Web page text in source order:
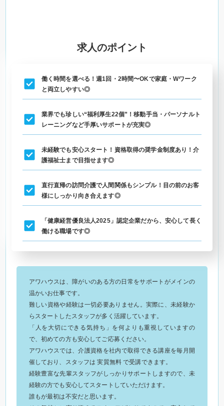
求人のポイント
働く時間を選べる！週1回・2時間〜OKで家庭・Wワーク
と両立しやすい◎
業界でも珍しい“福利厚生22個”！移動手当・パーソナルト
レーニングなど手厚いサポートが充実◎
未経験でも安心スタート！資格取得の奨学金制度あり！介
護福祉士まで目指せます◎
直行直帰の訪問介護で人間関係もシンプル！目の前のお客
様にしっかり向き合えます◎
「健康経営優良法人2025」認定企業だから、安心して長く
働ける職場です◎
アワハウスは、障がいのある方の日常をサポートがメインの
温かいお仕事です。
難しい資格や経験は一切必要ありません。実際に、未経験か
らスタートしたスタッフが多く活躍しています。
「人を大切にできる気持ち」を何よりも重視していますの
で、初めての方も安心してご応募ください。
アワハウスでは、介護資格を社内で取得できる講座を毎月開
催しており、スタッフは 実質無料 で受講できます。
経験豊富な先輩スタッフがしっかりサポートしますので、未
経験の方でも安心してスタートしていただけます。
誰もが最初は不安だと思います。